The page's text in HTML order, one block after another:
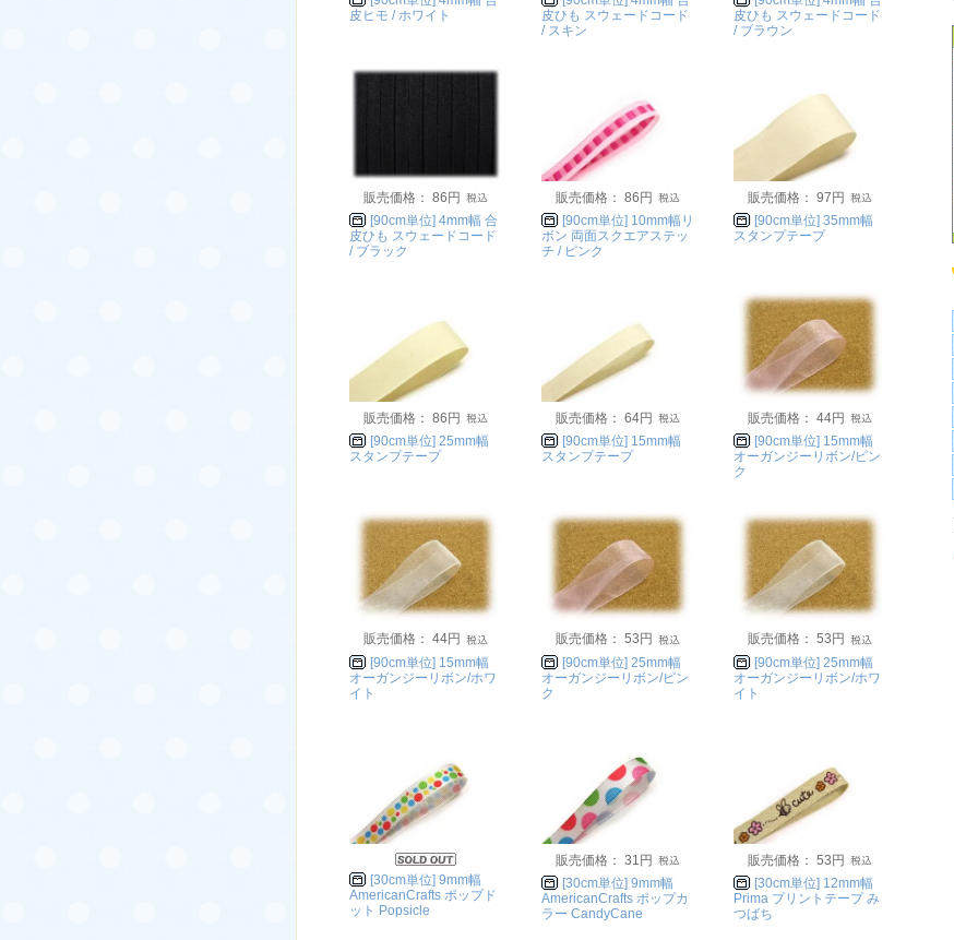
皮ヒモ / ホワイト
皮ひも スウェードコード
/ スキン
皮ひも スウェードコード
/ ブラウン
販売価格： 86円
[90cm単位] 4mm幅 合
皮ひも スウェードコード
/ ブラック
販売価格： 86円
[90cm単位] 10mm幅リ
ボン 両面スクエアステッ
チ / ピンク
販売価格： 97円
[90cm単位] 35mm幅
スタンプテープ
販売価格： 86円
[90cm単位] 25mm幅
スタンプテープ
販売価格： 64円
[90cm単位] 15mm幅
スタンプテープ
販売価格： 44円
[90cm単位] 15mm幅
オーガンジーリボン/ピン
ク
販売価格： 44円
[90cm単位] 15mm幅
オーガンジーリボン/ホワ
イト
販売価格： 53円
[90cm単位] 25mm幅
オーガンジーリボン/ピン
ク
販売価格： 53円
[90cm単位] 25mm幅
オーガンジーリボン/ホワ
イト
[30cm単位] 9mm幅
AmericanCrafts ポップド
ット Popsicle
販売価格： 31円
[30cm単位] 9mm幅
AmericanCrafts ポップカ
ラー CandyCane
販売価格： 53円
[30cm単位] 12mm幅
Prima プリントテープ み
つばち